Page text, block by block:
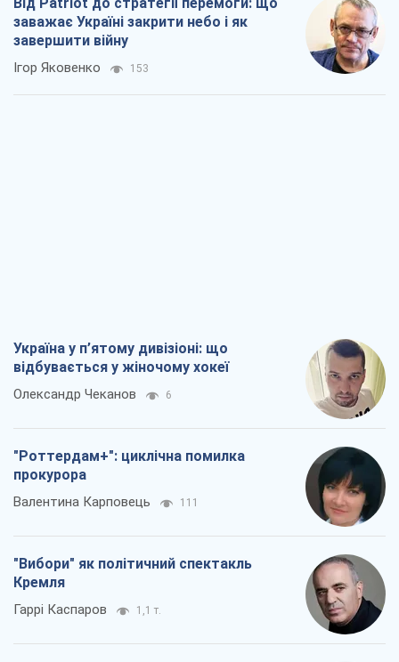
заважає Україні закрити небо і як
завершити війну
Ігор Яковенко 153
Україна у п’ятому дивізіоні: що
відбувається у жіночому хокеї
Олександр Чеканов 6
"Роттердам+": циклічна помилка
прокурора
Валентина Карповець 111
"Вибори" як політичний спектакль
Кремля
Гаррі Каспаров 1,1 т.